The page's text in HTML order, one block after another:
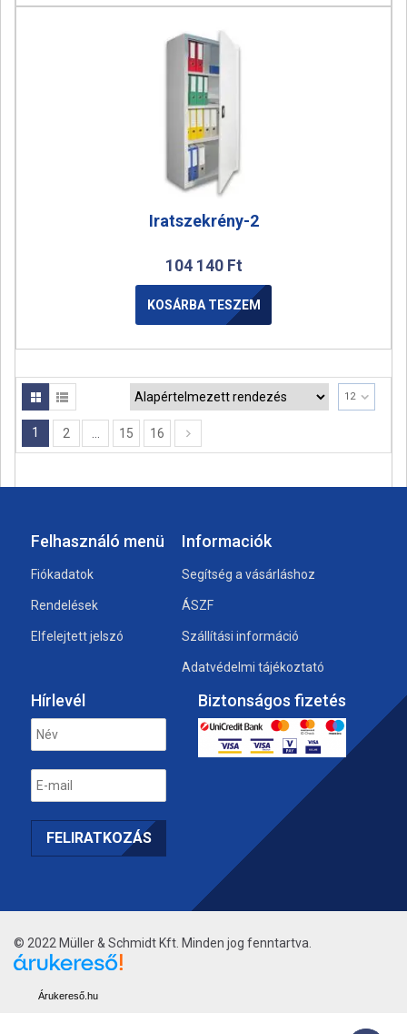
Iratszekrény-2
104 140 Ft
KOSÁRBA TESZEM
12
1 2 15 16
Felhasználó menü
Fiókadatok
Rendelések
Elfelejtett jelszó
Informaciók
Segítség a vásárláshoz
ÁSZF
Szállítási információ
Adatvédelmi tájékoztató
Hírlevél Biztonságos fizetés
© 2022 Müller & Schmidt Kft. Minden jog fenntartva.
Árukereső.hu